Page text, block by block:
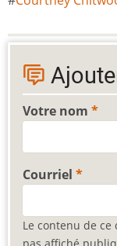
Votre nom
Courriel
Le contenu de